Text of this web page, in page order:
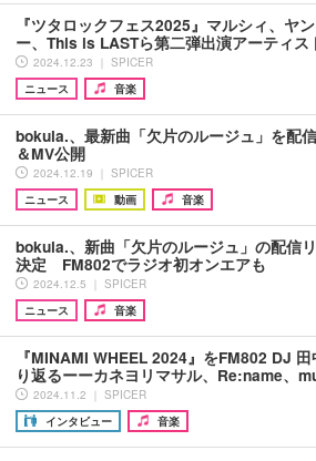
『ツタロックフェス2025』マルシィ、ヤ
ー、This is LASTら第二弾出演アーティ
2024.12.23 ｜ SPICER
ニュース
音楽
bokula.、最新曲「欠片のルージュ」を配
＆MV公開
2024.12.19 ｜ SPICER
ニュース
動画 音楽
bokula.、新曲「欠片のルージュ」の配信
決定 FM802でラジオ初オンエアも
2024.12.5 ｜ SPICER
ニュース
音楽
『MINAMI WHEEL 2024』をFM802 DJ
り返るーーカネヨリマサル、Re:name、
2024.11.2 ｜ SPICER
インタビュー
音楽